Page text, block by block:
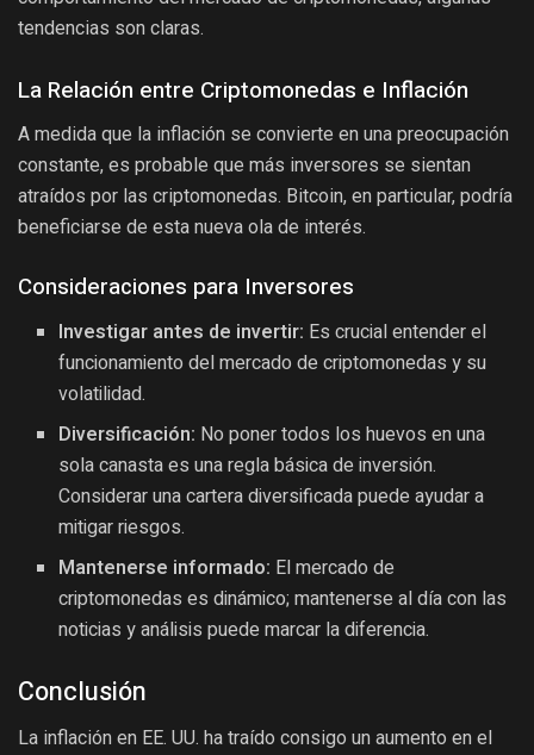
tendencias son claras.
La Relación entre Criptomonedas e Inflación
A medida que la inflación se convierte en una preocupación
constante, es probable que más inversores se sientan
atraídos por las criptomonedas. Bitcoin, en particular, podría
beneficiarse de esta nueva ola de interés.
Consideraciones para Inversores
Investigar antes de invertir: Es crucial entender el
funcionamiento del mercado de criptomonedas y su
volatilidad.
Diversificación: No poner todos los huevos en una
sola canasta es una regla básica de inversión.
Considerar una cartera diversificada puede ayudar a
mitigar riesgos.
Mantenerse informado: El mercado de
criptomonedas es dinámico; mantenerse al día con las
noticias y análisis puede marcar la diferencia.
Conclusión
La inflación en EE. UU. ha traído consigo un aumento en el